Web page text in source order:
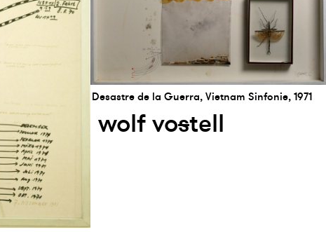
Desastre de la Guerra, Vietnam Sinfonie, 1971
wolf vostell